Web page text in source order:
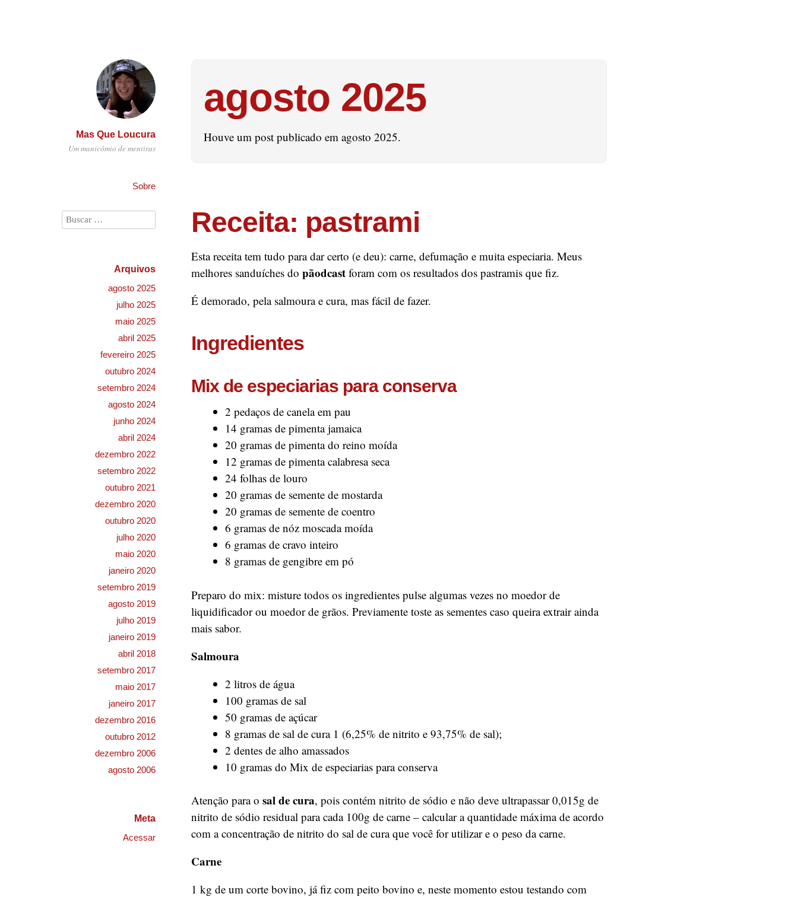
Mas Que Loucura
Um manicômio de mentiras
Sobre
agosto 2025
Houve um post publicado em agosto 2025.
Receita: pastrami
Esta receita tem tudo para dar certo (e deu): carne, defumação e muita especiaria. Meus
melhores sanduíches do pãodcast foram com os resultados dos pastramis que fiz.
É demorado, pela salmoura e cura, mas fácil de fazer.
Ingredientes
Mix de especiarias para conserva
2 pedaços de canela em pau
14 gramas de pimenta jamaica
20 gramas de pimenta do reino moída
12 gramas de pimenta calabresa seca
24 folhas de louro
20 gramas de semente de mostarda
20 gramas de semente de coentro
6 gramas de nóz moscada moída
6 gramas de cravo inteiro
8 gramas de gengibre em pó
Preparo do mix: misture todos os ingredientes pulse algumas vezes no moedor de
liquidificador ou moedor de grãos. Previamente toste as sementes caso queira extrair ainda
mais sabor.
Salmoura
2 litros de água
100 gramas de sal
50 gramas de açúcar
8 gramas de sal de cura 1 (6,25% de nitrito e 93,75% de sal);
2 dentes de alho amassados
10 gramas do Mix de especiarias para conserva
Atenção para o sal de cura, pois contém nitrito de sódio e não deve ultrapassar 0,015g de
nitrito de sódio residual para cada 100g de carne – calcular a quantidade máxima de acordo
com a concentração de nitrito do sal de cura que você for utilizar e o peso da carne.
Carne
1 kg de um corte bovino, já fiz com peito bovino e, neste momento estou testando com
Arquivos
agosto 2025
julho 2025
maio 2025
abril 2025
fevereiro 2025
outubro 2024
setembro 2024
agosto 2024
junho 2024
abril 2024
dezembro 2022
setembro 2022
outubro 2021
dezembro 2020
outubro 2020
julho 2020
maio 2020
janeiro 2020
setembro 2019
agosto 2019
julho 2019
janeiro 2019
abril 2018
setembro 2017
maio 2017
janeiro 2017
dezembro 2016
outubro 2012
dezembro 2006
agosto 2006
Meta
Acessar